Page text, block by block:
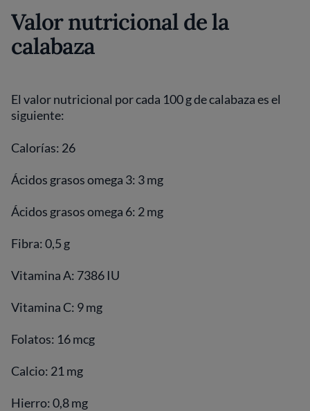
Valor nutricional de la
calabaza
El valor nutricional por cada 100 g de calabaza es el
siguiente:
Calorías: 26
Ácidos grasos omega 3: 3 mg
Ácidos grasos omega 6: 2 mg
Fibra: 0,5 g
Vitamina A: 7386 IU
Vitamina C: 9 mg
Folatos: 16 mcg
Calcio: 21 mg
Hierro: 0,8 mg